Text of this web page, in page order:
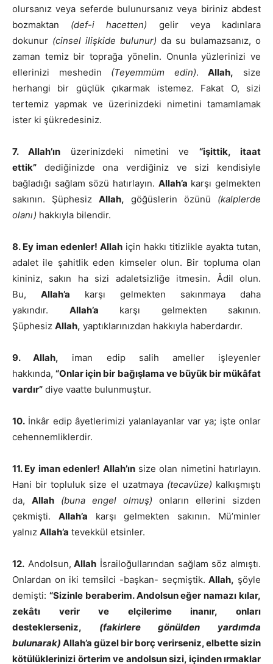
olursanız veya seferde bulunursanız veya biriniz abdest
bozmaktan (def-i hacetten) gelir veya kadınlara
dokunur (cinsel ilişkide bulunur) da su bulamazsanız, o
zaman temiz bir toprağa yönelin. Onunla yüzlerinizi ve
ellerinizi meshedin (Teyemmüm edin).Allah, size
herhangi bir güçlük çıkarmak istemez. Fakat O, sizi
tertemiz yapmak ve üzerinizdeki nimetini tamamlamak
ister ki şükredesiniz.
7. Allah’ınüzerinizdeki nimetini ve“işittik, itaat
ettik” dediğinizde ona verdiğiniz ve sizi kendisiyle
bağladığı sağlam sözü hatırlayın. Allah’a karşı gelmekten
sakının. Şüphesiz Allah, göğüslerin özünü (kalplerde
olanı) hakkıyla bilendir.
8. Ey iman edenler! Allah için hakkı titizlikle ayakta tutan,
adalet ile şahitlik eden kimseler olun. Bir topluma olan
kininiz, sakın ha sizi adaletsizliğe itmesin. Âdil olun.
Bu, Allah’a karşı gelmekten sakınmaya daha
yakındır. Allah’a karşı gelmekten sakının.
Şüphesiz Allah, yaptıklarınızdan hakkıyla haberdardır.
9. Allah, iman edip salih ameller işleyenler
hakkında,“Onlar için bir bağışlama ve büyük bir mükâfat
vardır” diye vaatte bulunmuştur.
10. İnkâr edip âyetlerimizi yalanlayanlar var ya; işte onlar
cehennemliklerdir.
11. Ey iman edenler! Allah’ınsize olan nimetini hatırlayın.
Hani bir topluluk size el uzatmaya (tecavüze) kalkışmıştı
da, Allah (buna engel olmuş) onların ellerini sizden
çekmişti. Allah’a karşı gelmekten sakının. Mü’minler
yalnız Allah’a tevekkül etsinler.
12. Andolsun, Allah İsrailoğullarından sağlam söz almıştı.
Onlardan on iki temsilci -başkan- seçmiştik.Allah, şöyle
demişti: “Sizinle beraberim. Andolsun eğer namazı kılar,
zekâtı verir ve elçilerime inanır, onları
desteklerseniz, (fakirlere gönülden yardımda
bulunarak) Allah’a güzel bir borç verirseniz, elbette sizin
kötülüklerinizi örterim ve andolsun sizi, içinden ırmaklar